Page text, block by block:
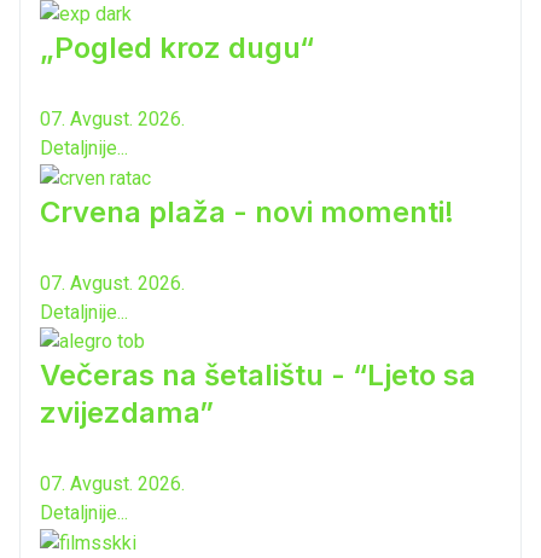
„Pogled kroz dugu“
07. Avgust. 2026.
Detaljnije...
Crvena plaža - novi momenti!
07. Avgust. 2026.
Detaljnije...
Večeras na šetalištu - “Ljeto sa
zvijezdama”
07. Avgust. 2026.
Detaljnije...